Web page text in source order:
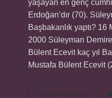
yaşayan en genç
Erdoğan’dır (70).
Başbakanlık yaptı? 16
2000 Süleyman
Bülent Ecevit kaç yıl
Mustafa Bülent Ecevit
Devamını okuyun